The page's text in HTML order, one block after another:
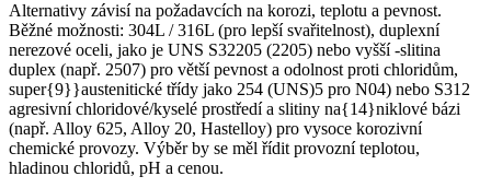
Alternativy závisí na požadavcích na korozi, teplotu a pevnost.
Běžné možnosti: 304L / 316L (pro lepší svařitelnost), duplexní
nerezové oceli, jako je UNS S32205 (2205) nebo vyšší -slitina
duplex (např. 2507) pro větší pevnost a odolnost proti chloridům,
super{9}}austenitické třídy jako 254 (UNS)5 pro N04) nebo S312
agresivní chloridové/kyselé prostředí a slitiny na{14}niklové bázi
(např. Alloy 625, Alloy 20, Hastelloy) pro vysoce korozivní
chemické provozy. Výběr by se měl řídit provozní teplotou,
hladinou chloridů, pH a cenou.